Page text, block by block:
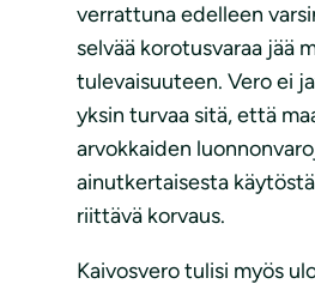
verrattuna edelleen
selvää korotusvaraa jää
tulevaisuuteen. Vero ei
yksin turvaa sitä, että
arvokkaiden
ainutkertaisesta
riittävä korvaus.
Kaivosvero tulisi myös